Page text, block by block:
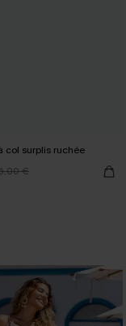
col surplis ruchée
€